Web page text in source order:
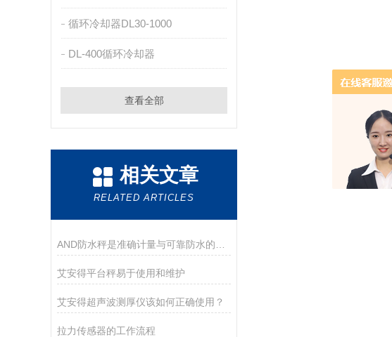
循环冷却器DL30-1000
DL-400循环冷却器
查看全部
相关文章
RELATED ARTICLES
艾安得平台秤易于使用和维护
艾安得超声波测厚仪该如何正确使用？
拉力传感器的工作流程